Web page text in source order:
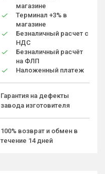
магазине
Терминал +3% в
магазине
Безналичный расчет с
НДС
Безналичный расчёт
на ФЛП
Наложенный платеж
Гарантия на дефекты
завода изготовителя
100% возврат и обмен в
течение 14 дней